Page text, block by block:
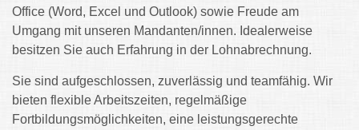
Office (Word, Excel und Outlook) sowie Freude am
Umgang mit unseren Mandanten/innen. Idealerweise
besitzen Sie auch Erfahrung in der Lohnabrechnung.
Sie sind aufgeschlossen, zuverlässig und teamfähig. Wir
bieten flexible Arbeitszeiten, regelmäßige
Fortbildungsmöglichkeiten, eine leistungsgerechte